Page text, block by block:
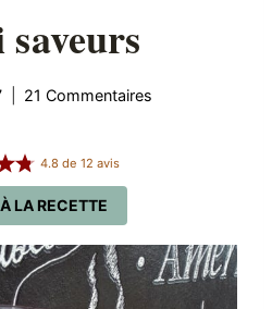
21 Commentaires
LA RECETTE
4.8 de 12 avis